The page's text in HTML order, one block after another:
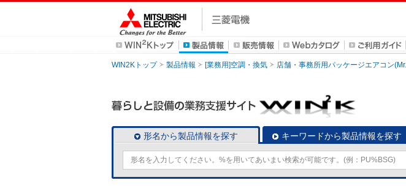
WIN2Kトップ 製品情報 [業務用]空調・換気 店舗・事務所用パッケージエアコン
形名から製品情報を探す キーワードから製品情報を探す